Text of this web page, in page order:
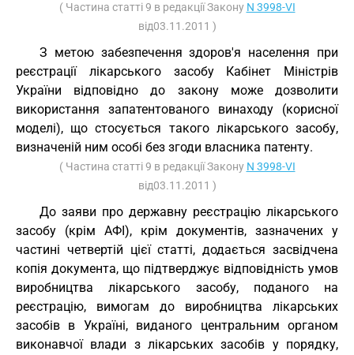
( Частина статті 9 в редакції Закону N 3998-VI
від03.11.2011 )
З метою забезпечення здоров'я населення при
реєстрації лікарського засобу Кабінет Міністрів
України відповідно до закону може дозволити
використання запатентованого винаходу (корисної
моделі), що стосується такого лікарського засобу,
визначеній ним особі без згоди власника патенту.
( Частина статті 9 в редакції Закону N 3998-VI
від03.11.2011 )
До заяви про державну реєстрацію лікарського
засобу (крім АФІ), крім документів, зазначених у
частині четвертій цієї статті, додається засвідчена
копія документа, що підтверджує відповідність умов
виробництва лікарського засобу, поданого на
реєстрацію, вимогам до виробництва лікарських
засобів в Україні, виданого центральним органом
виконавчої влади з лікарських засобів у порядку,